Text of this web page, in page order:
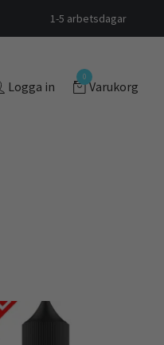
1-5 arbetsdagar
Logga in
0
Varukorg